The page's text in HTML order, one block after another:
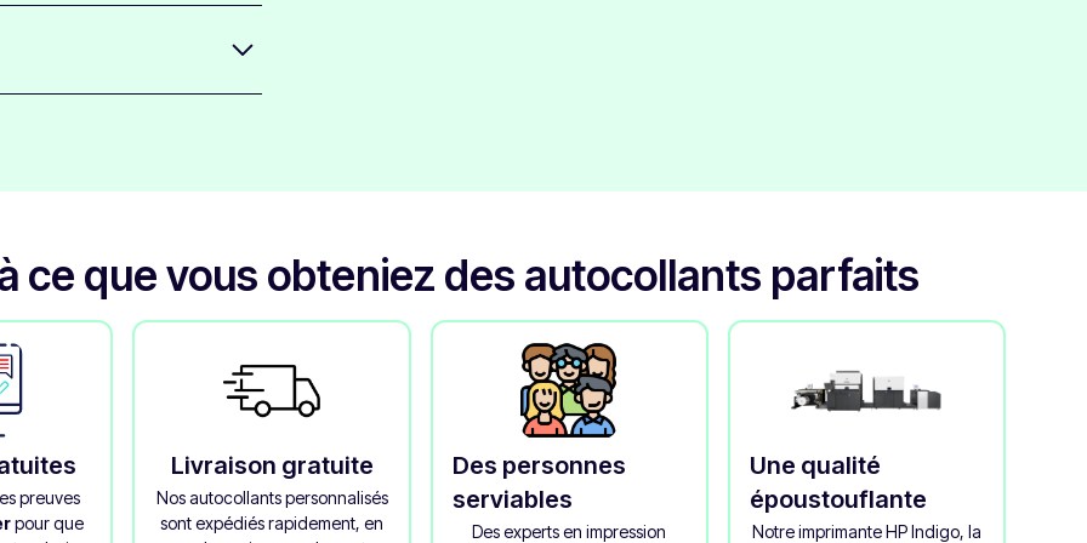
ce que vous obteniez des autocollants parfaits
preuves
pour que
Livraison gratuite
Nos autocollants personnalisés
sont expédiés rapidement, en
Des personnes
serviables
Des experts en impression
Une qualité
époustouflante
Notre imprimante HP Indigo, la